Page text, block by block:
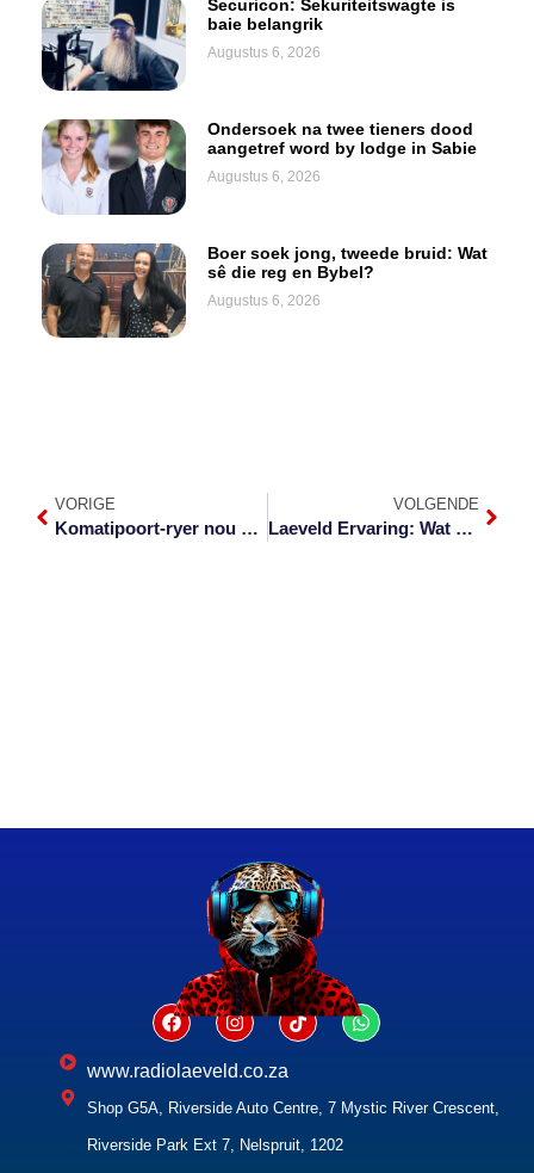
Securicon: Sekuriteitswagte is
baie belangrik
Augustus 6, 2026
Ondersoek na twee tieners dood
aangetref word by lodge in Sabie
Augustus 6, 2026
Boer soek jong, tweede bruid: Wat
sê die reg en Bybel?
Augustus 6, 2026
VORIGE
Komatipoort-ryer nou sewende in Dakar
VOLGENDE
Laeveld Ervaring: Wat gaan jy in 2023 dóén?
www.radiolaeveld.co.za
Shop G5A, Riverside Auto Centre, 7 Mystic River Crescent,
Riverside Park Ext 7, Nelspruit, 1202